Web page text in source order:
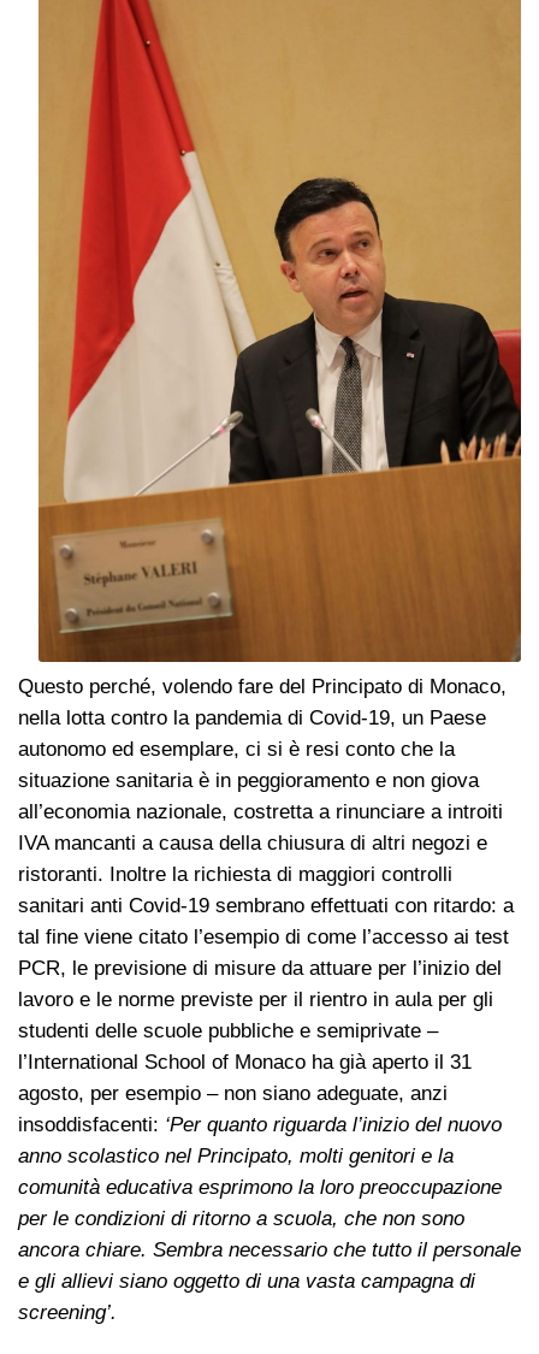
Questo perché, volendo fare del Principato di Monaco,
nella lotta contro la pandemia di Covid-19, un Paese
autonomo ed esemplare, ci si è resi conto che la
situazione sanitaria è in peggioramento e non giova
all’economia nazionale, costretta a rinunciare a introiti
IVA mancanti a causa della chiusura di altri negozi e
ristoranti. Inoltre la richiesta di maggiori controlli
sanitari anti Covid-19 sembrano effettuati con ritardo: a
tal fine viene citato l’esempio di come l’accesso ai test
PCR, le previsione di misure da attuare per l’inizio del
lavoro e le norme previste per il rientro in aula per gli
studenti delle scuole pubbliche e semiprivate –
l’International School of Monaco ha già aperto il 31
agosto, per esempio – non siano adeguate, anzi
insoddisfacenti: ‘Per quanto riguarda l’inizio del nuovo
anno scolastico nel Principato, molti genitori e la
comunità educativa esprimono la loro preoccupazione
per le condizioni di ritorno a scuola, che non sono
ancora chiare. Sembra necessario che tutto il personale
e gli allievi siano oggetto di una vasta campagna di
screening’.